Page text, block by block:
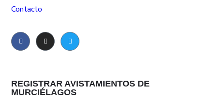
Contacto
REGISTRAR AVISTAMIENTOS DE
MURCIÉLAGOS